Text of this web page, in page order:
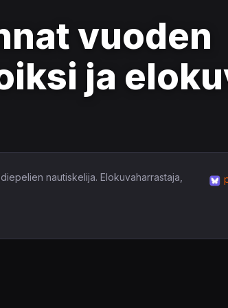
vuoden
ja
nautiskelija. Elokuvaharrastaja,